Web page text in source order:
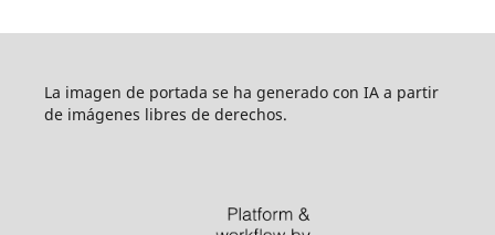
La imagen de portada se ha generado con IA a partir
de imágenes libres de derechos.